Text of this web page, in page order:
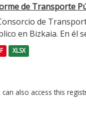
de Transporte
de
en Bizkaia. En él
XLSX
can also access this